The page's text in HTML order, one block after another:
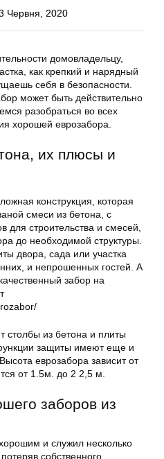
Червня, 2020
домовладельцу,
как крепкий и нарядный
себя в безопасности.
может быть действительно
разобраться во всех
хорошей еврозабора.
их плюсы и
конструкция, которая
смеси из бетона, с
для строительства и смесей,
до необходимой структуры.
двора, сада или участка
и непрошенных гостей. А
забор на
столбы из бетона и плиты
защиты имеют еще и
еврозабора зависит от
от 1.5м. до 2 2,5 м.
заборов из
и служил несколько
собственного